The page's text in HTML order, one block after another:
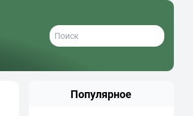
Популярное